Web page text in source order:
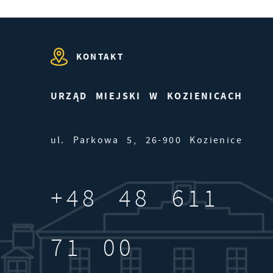
KONTAKT
URZĄD MIEJSKI W KOZIENICACH
ul. Parkowa 5, 26-900 Kozienice
+48 48 611
71 00